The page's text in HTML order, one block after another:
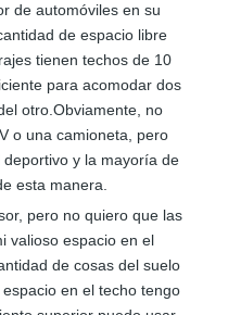
de automóviles en su
de espacio libre
tienen techos de 10
para acomodar dos
otro.Obviamente, no
o una camioneta, pero
y la mayoría de
esta manera.
pero no quiero que las
valioso espacio en el
de cosas del suelo
en el techo tengo